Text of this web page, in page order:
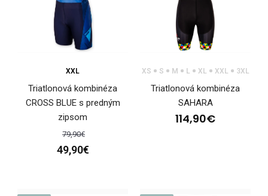
Triatlonový top REVOLT RED
XXL
Triatlonová kombinéza
CROSS BLUE s predným
zipsom
79,90€
49,90€
XS S M L XL XXL 3XL
Triatlonová kombinéza
SAHARA
114,90€